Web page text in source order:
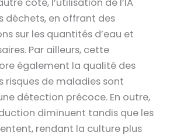
déchets, en offrant des
sur les quantités d’eau et
Par ailleurs, cette
également la qualité des
risques de maladies sont
détection précoce. En outre,
diminuent tandis que les
rendant la culture plus